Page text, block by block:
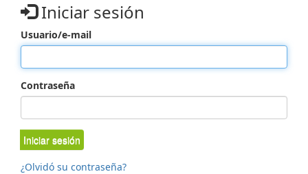
Iniciar sesión
Usuario/e-mail
Contraseña
Iniciar sesión
¿Olvidó su contraseña?